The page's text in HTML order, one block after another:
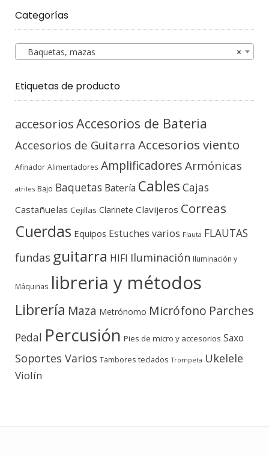
Categorías
×
Baquetas, mazas
Etiquetas de producto
accesoriosAccesorios de Bateria
Accesorios de Guitarra Accesorios viento
Afinador Alimentadores Amplificadores Armónicas
atriles Bajo Baquetas Batería Cables Cajas
Castañuelas Cejillas Clarinete Clavijeros Correas
Cuerdas Equipos Estuches varios Flauta FLAUTAS
fundas guitarra HIFI Iluminación Iluminación y
Máquinas libreria y métodos
Librería Maza Metrónomo Micrófono Parches
Pedal Percusión Pies de micro y accesorios Saxo
Soportes Varios Tambores teclados Trompeta Ukelele
Violín